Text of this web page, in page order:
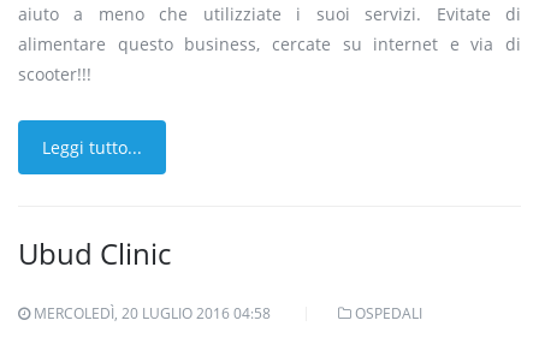
aiuto a meno che utilizziate i suoi servizi. Evitate di
alimentare questo business, cercate su internet e via di
scooter!!!
Leggi tutto...
Ubud Clinic
MERCOLEDÌ, 20 LUGLIO 2016 04:58 OSPEDALI